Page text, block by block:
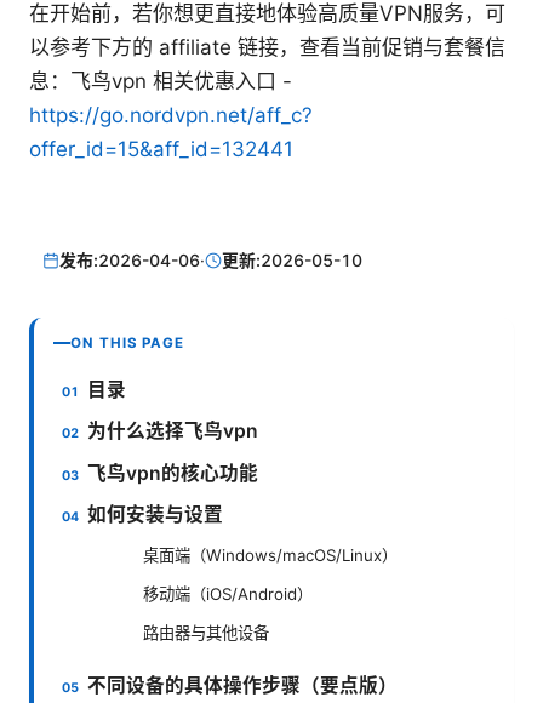
在开始前，若你想更直接地体验高质量VPN服务，可
以参考下方的 affiliate 链接，查看当前促销与套餐信
息：飞鸟vpn 相关优惠入口 -
https://go.nordvpn.net/aff_c?
offer_id=15&aff_id=132441
发布:2026-04-06· 更新:2026-05-10
ON THIS PAGE
目录
为什么选择飞鸟vpn
飞鸟vpn的核心功能
如何安装与设置
桌面端（Windows/macOS/Linux）
移动端（iOS/Android）
路由器与其他设备
不同设备的具体操作步骤（要点版）